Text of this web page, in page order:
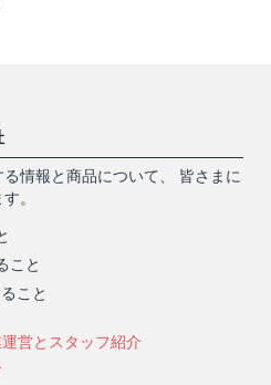
情報と商品について、 皆さまに
。
こと
こと
営とスタッフ紹介